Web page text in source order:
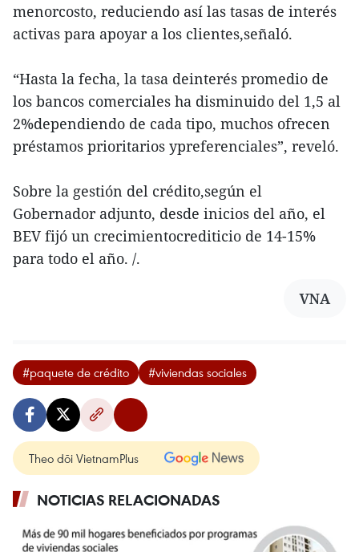
menorcosto, reduciendo así las tasas de interés
activas para apoyar a los clientes,señaló.
“Hasta la fecha, la tasa deinterés promedio de
los bancos comerciales ha disminuido del 1,5 al
2%dependiendo de cada tipo, muchos ofrecen
préstamos prioritarios ypreferenciales”, reveló.
Sobre la gestión del crédito,según el
Gobernador adjunto, desde inicios del año, el
BEV fijó un crecimientocrediticio de 14-15%
para todo el año. /.
VNA
#paquete de crédito #viviendas sociales
Theo dõi VietnamPlus
NOTICIAS RELACIONADAS